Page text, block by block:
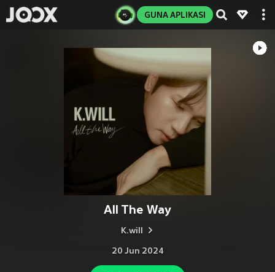
GUNA APLIKASI
All The Way
K.will
20 Jun 2024